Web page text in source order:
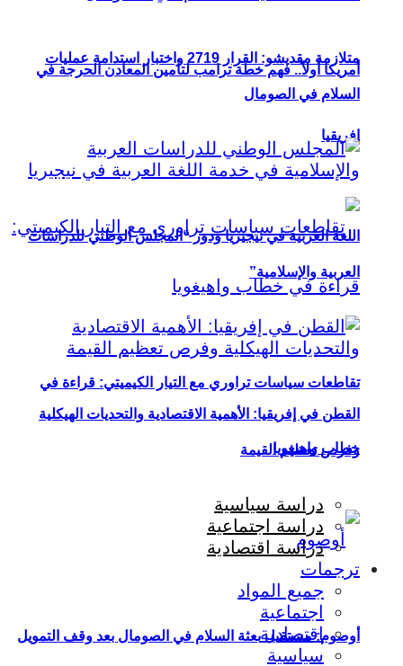
أمريكا أولاً.. فهم خطة ترامب لتأمين المعادن الحرجة في
إفريقيا
تقاطعات سياسات تراوري مع التيار الكيميتي: قراءة في
خطاب واهيغويا
أوصوم: مستقبل بعثة السلام في الصومال بعد وقف التمويل
متلازمة مقديشو: القرار 2719 واختبار استدامة عمليات
السلام في الصومال
اللغة العربية في نيجيريا ودور “المجلس الوطني للدراسات
العربية والإسلامية”
القطن في إفريقيا: الأهمية الاقتصادية والتحديات الهيكلية
وفرص تعظيم القيمة
دراسة سياسية
دراسة اجتماعية
دراسة اقتصادية
ترجمات
جميع المواد
اجتماعية
اقتصادية
سياسية